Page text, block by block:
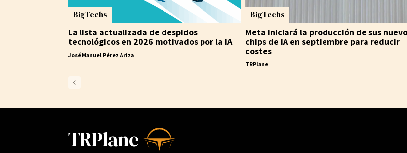
BigTechs
La lista actualizada de despidos
tecnológicos en 2026 motivados por la IA
José Manuel Pérez Ariza
BigTechs
Meta iniciará la producción de sus
chips de IA en septiembre para reducir
costes
TRPlane
TRPlane